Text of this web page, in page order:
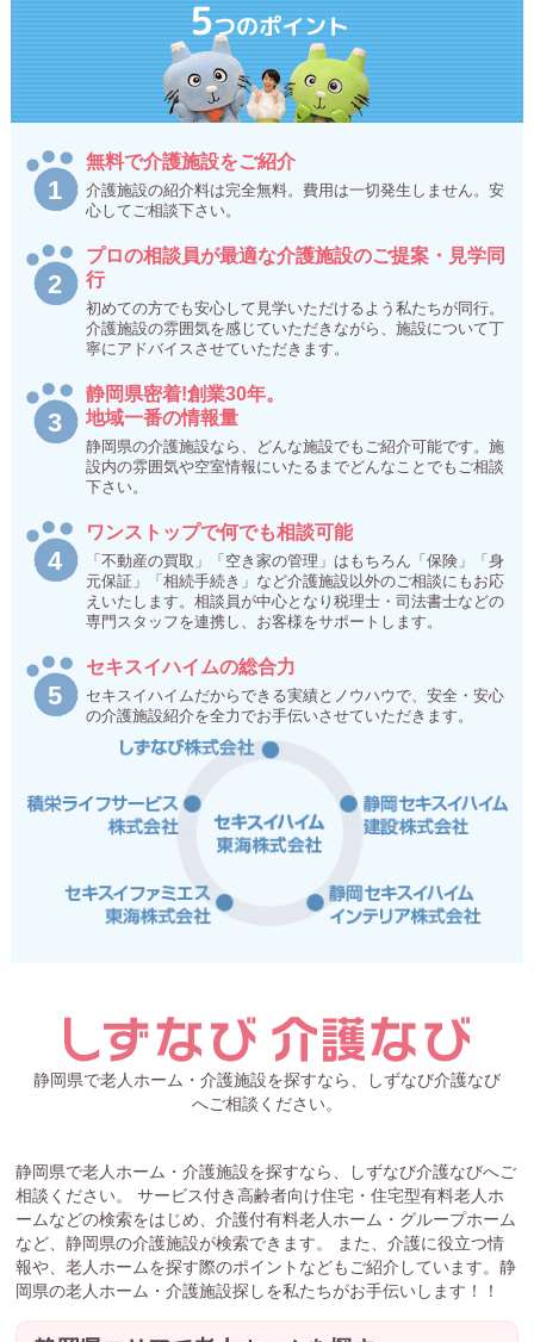
5つのポイント
無料で介護施設をご紹介
介護施設の紹介料は完全無料。費用は一切発生しません。安
心してご相談下さい。
プロの相談員が最適な介護施設のご提案・見学同
行
初めての方でも安心して見学いただけるよう私たちが同行。
介護施設の雰囲気を感じていただきながら、施設について丁
寧にアドバイスさせていただきます。
静岡県密着!創業30年。
地域一番の情報量
静岡県の介護施設なら、どんな施設でもご紹介可能です。施
設内の雰囲気や空室情報にいたるまでどんなことでもご相談
下さい。
ワンストップで何でも相談可能
「不動産の買取」「空き家の管理」はもちろん「保険」「身
元保証」「相続手続き」など介護施設以外のご相談にもお応
えいたします。相談員が中心となり税理士・司法書士などの
専門スタッフを連携し、お客様をサポートします。
セキスイハイムの総合力
セキスイハイムだからできる実績とノウハウで、安全・安心
の介護施設紹介を全力でお手伝いさせていただきます。
静岡県で老人ホーム・介護施設を探すなら、しずなび介護なび
へご相談ください。
静岡県で老人ホーム・介護施設を探すなら、しずなび介護なびへご
相談ください。 サービス付き高齢者向け住宅・住宅型有料老人ホ
ームなどの検索をはじめ、介護付有料老人ホーム・グループホーム
など、静岡県の介護施設が検索できます。 また、介護に役立つ情
報や、老人ホームを探す際のポイントなどもご紹介しています。静
岡県の老人ホーム・介護施設探しを私たちがお手伝いします！！